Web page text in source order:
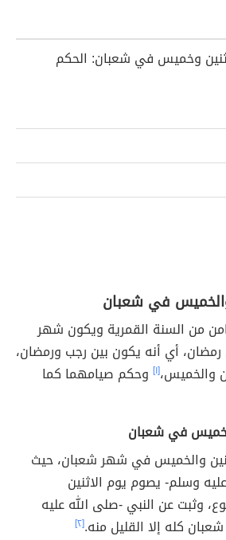
في شعبان
من السنة القمرية ويكون شهر
أي أنه يكون بين رجب ورمضان،
والخميس،[١] وحكم صيامهما كما
في شعبان
والخميس في شهر شعبان، حيث
وسلم- يصوم يوم الاثنين
وثبت عن النبي -صلى الله عليه
كله إلا القليل منه.[٢]